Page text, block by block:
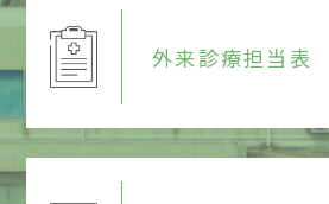
外来診療担当表